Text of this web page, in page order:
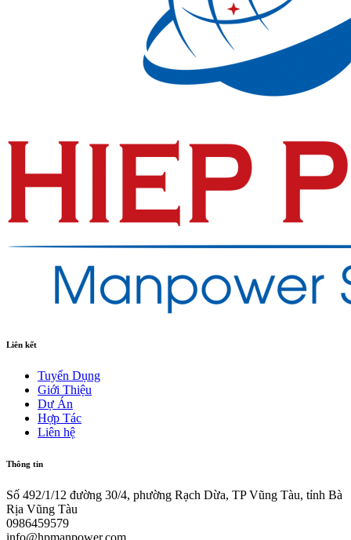
Liên kết
Tuyển Dụng
Giới Thiệu
Dự Án
Hợp Tác
Liên hệ
Thông tin
Số 492/1/12 đường 30/4, phường Rạch Dừa, TP Vũng Tàu, tỉnh Bà
Rịa Vũng Tàu
0986459579
info@hpmanpower.com